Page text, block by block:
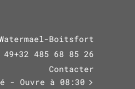
Boitsfort
49+32 485 68 85 26
Contacter
- Ouvre à 08:30